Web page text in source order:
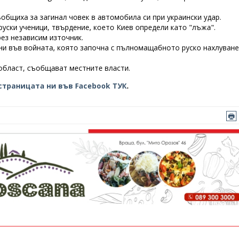
за загинал човек в автомобила си при украински удар.
ученици, твърдение, което Киев определи като "лъжа".
независим източник.
във войната, която започна с пълномащабното руско нахлуване
съобщават местните власти.
ни във Facebook ТУК.